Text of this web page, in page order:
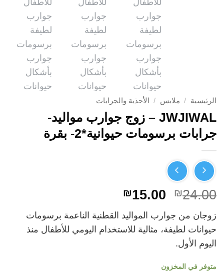
الرئيسية / ملابس / الأحذية والجرابات
JWJIWAL – زوج جوارب مواليد-
جرابات برسومات حيوانية*2- بقرة
₪24.00
السعر
الأصلي
هو:
₪24.00.
₪15.00 السعر
الحالي
هو:
₪15.00.
زوجان من جوارب المواليد القطنية الناعمة برسومات
حيوانات لطيفة، مثالية للاستخدام اليومي للأطفال منذ
اليوم الأول.
متوفر في المخزون